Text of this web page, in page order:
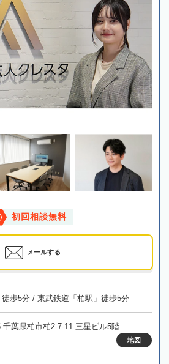
初回相談無料
メールする
歩5分 / 東武鉄道「柏駅」徒歩5分
千葉県柏市柏2-7-11 三星ビル5階
地図